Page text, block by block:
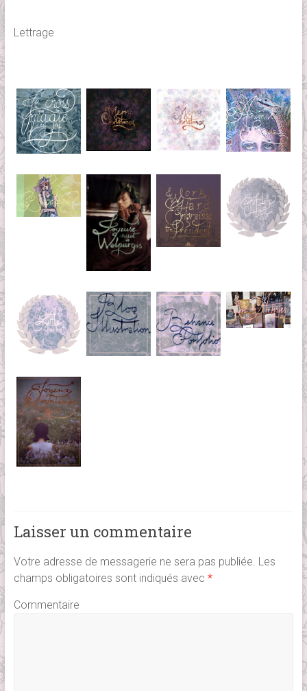
Lettrage
Laisser un commentaire
Votre adresse de messagerie ne sera pas publiée. Les
champs obligatoires sont indiqués avec *
Commentaire